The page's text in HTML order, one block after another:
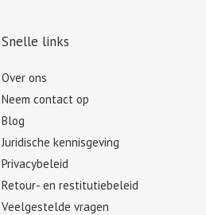
Snelle links
Over ons
Neem contact op
Blog
Juridische kennisgeving
Privacybeleid
Retour- en restitutiebeleid
Veelgestelde vragen